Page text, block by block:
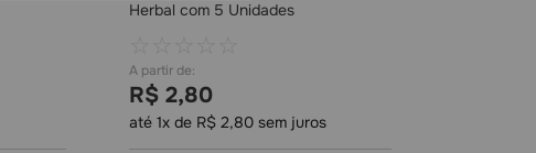
Herbal com 5 Unidades
R$ 2,80
até1x de R$ 2,80 sem juros